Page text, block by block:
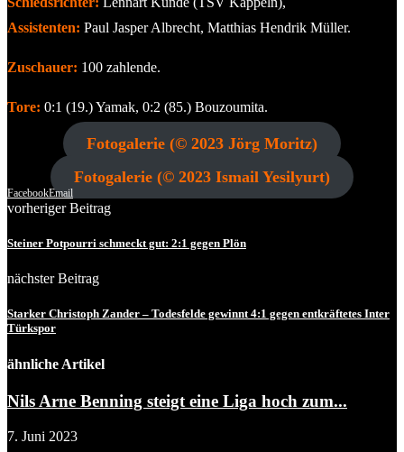
Assistenten: Paul Jasper Albrecht, Matthias Hendrik Müller.
Zuschauer: 100 zahlende.
Tore: 0:1 (19.) Yamak, 0:2 (85.) Bouzoumita.
Fotogalerie (© 2023 Jörg Moritz)
Fotogalerie (© 2023 Ismail Yesilyurt)
FacebookEmail
vorheriger Beitrag
Steiner Potpourri schmeckt gut: 2:1 gegen Plön
nächster Beitrag
Starker Christoph Zander – Todesfelde gewinnt 4:1 gegen entkräftetes Inter
Türkspor
ähnliche Artikel
Nils Arne Benning steigt eine Liga hoch zum...
7. Juni 2023